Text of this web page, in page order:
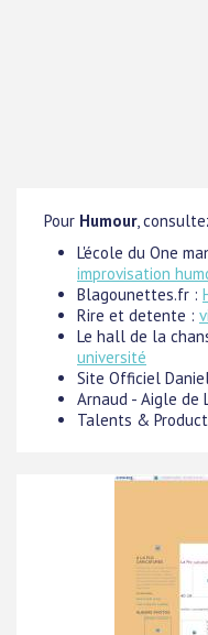
Pour Humour,
L'école du One
improvisation
Blagounettes.fr :
Rire et detente :
Le hall de la
université
Site Officiel
Arnaud - Aigle de
Talents &